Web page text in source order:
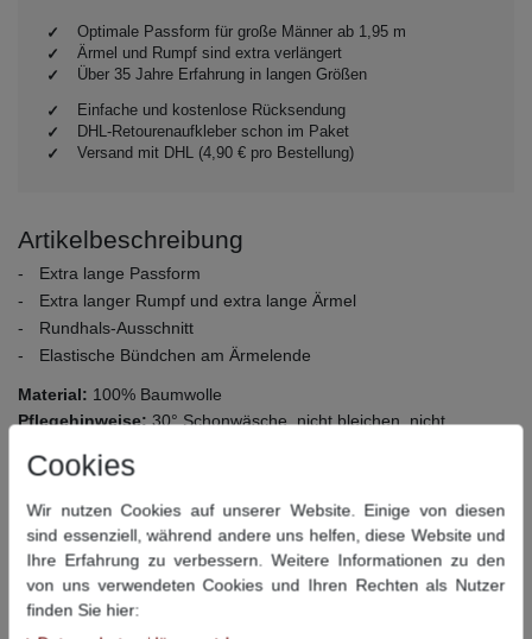
Optimale Passform für große Männer ab 1,95 m
Ärmel und Rumpf sind extra verlängert
Über 35 Jahre Erfahrung in langen Größen
Einfache und kostenlose Rücksendung
DHL-Retourenaufkleber schon im Paket
Versand mit DHL (4,90 € pro Bestellung)
Artikelbeschreibung
Extra lange Passform
Extra langer Rumpf und extra lange Ärmel
Rundhals-Ausschnitt
Elastische Bündchen am Ärmelende
Material: 100% Baumwolle
Pflegehinweise:30° Schonwäsche, nicht bleichen, nicht
reinigen
Dieser Artikel hat folgende Maße:
Größe Bauchumfang Rückenlänge Armlänge
Cookies
Wir nutzen Cookies auf unserer Website. Einige von diesen
sind essenziell, während andere uns helfen, diese Website und
Ihre Erfahrung zu verbessern. Weitere Informationen zu den
von uns verwendeten Cookies und Ihren Rechten als Nutzer
finden Sie hier: